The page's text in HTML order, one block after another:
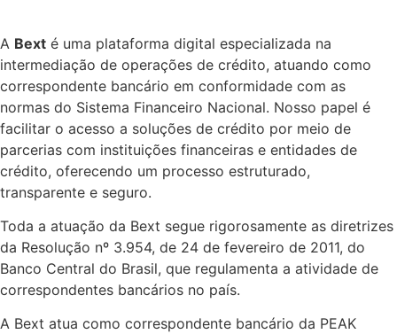
A Bext é uma plataforma digital especializada na
intermediação de operações de crédito, atuando como
correspondente bancário em conformidade com as
normas do Sistema Financeiro Nacional. Nosso papel é
facilitar o acesso a soluções de crédito por meio de
parcerias com instituições financeiras e entidades de
crédito, oferecendo um processo estruturado,
transparente e seguro.
Toda a atuação da Bext segue rigorosamente as diretrizes
da Resolução nº 3.954, de 24 de fevereiro de 2011, do
Banco Central do Brasil, que regulamenta a atividade de
correspondentes bancários no país.
A Bext atua como correspondente bancário da PEAK